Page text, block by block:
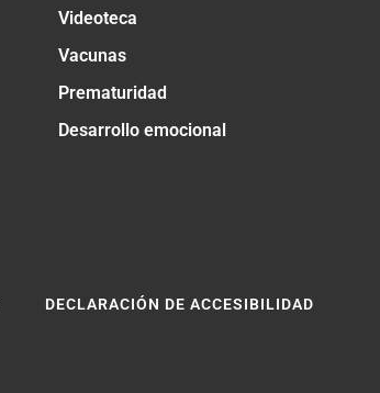
Videoteca
Vacunas
Prematuridad
Desarrollo emocional
DECLARACIÓN DE ACCESIBILIDAD